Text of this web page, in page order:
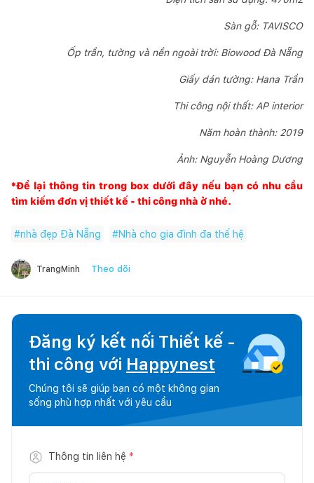
Sàn gỗ: TAVISCO
Ốp trần, tường và nền ngoài trời: Biowood Đà Nẵng
Giấy dán tường: Hana Trần
Thi công nội thất: AP interior
Năm hoàn thành: 2019
Ảnh: Nguyễn Hoàng Dương
*Để lại thông tin trong box dưới đây nếu bạn có nhu cầu
tìm kiếm đơn vị thiết kế - thi công nhà ở nhé.
#nhà đẹp Đà Nẵng #Nhà cho gia đình đa thế hệ
TrangMinh Theo dõi
Đăng ký kết nối Thiết kế -
thi công với Happynest
Chúng tôi sẽ giúp bạn có một không gian
sống phù hợp nhất với yêu cầu
Thông tin liên hệ *